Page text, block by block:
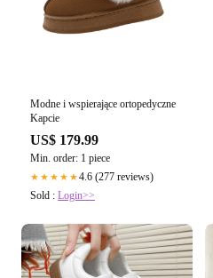
Modne i wspierające ortopedyczne
Kapcie
US$ 179.99
Min. order: 1 piece
★★★★★4.6 (277 reviews)
Sold : Login>>